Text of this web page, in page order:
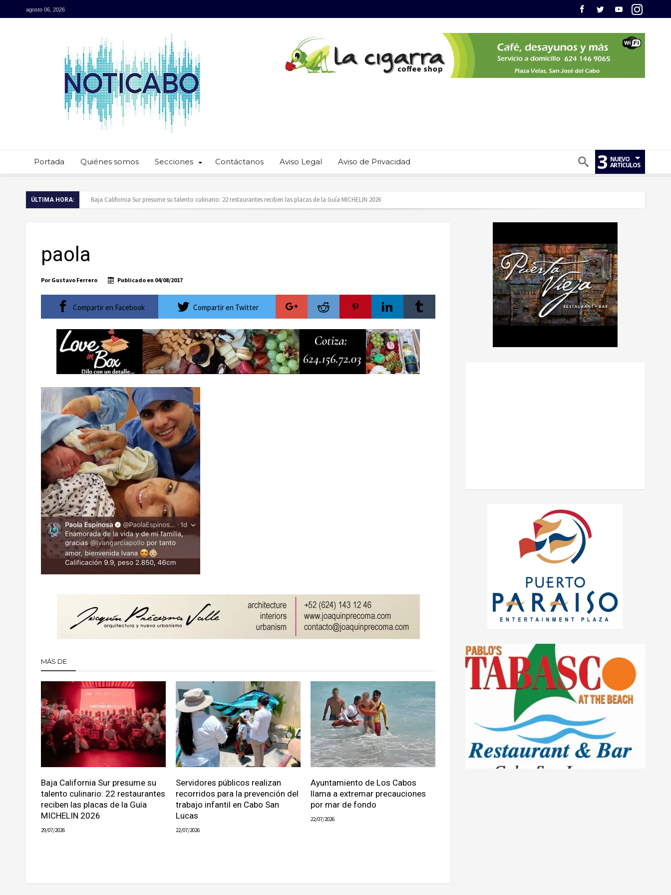
agosto 06, 2026
Portada Quiénes somos Secciones Contáctanos Aviso Legal Aviso de Privacidad 3 NUEVO
ARTÍCULOS
ÚLTIMA HORA:
Baja California Sur presume su talento culinario: 22 restaurantes reciben las placas de la Guía MICHELIN 2026
El ATP 250 de Los Cabos celebrará su décimo aniversario con acceso gratuito y la posibilidad de ganar una camioneta Mazda
Baja California Sur construirá una agenda común rumbo al Servicio Universal de Salud
Inicia Ayuntamiento de Los Cabos preparativos para las celebraciones del Mes Patrio
Atiende XV Ayuntamiento de Los Cabos planteamientos de Antorcha Campesina
Abierto Los Cabos celebra 10 años con un cuadro de lujo y con actividades de acceso libre
paola
Por Gustavo Ferrero Publicado en 04/08/2017
Compartir en Facebook Compartir en Twitter
MÁS DE
Baja California Sur presume su
talento culinario: 22 restaurantes
reciben las placas de la Guía
MICHELIN 2026
29/07/2026
Servidores públicos realizan
recorridos para la prevención del
trabajo infantil en Cabo San
Lucas
22/07/2026
Ayuntamiento de Los Cabos
llama a extremar precauciones
por mar de fondo
22/07/2026